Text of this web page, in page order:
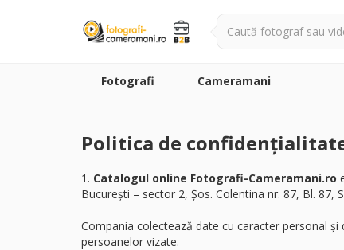
Fotografi Cameramani
Politica de
1. Catalogul online Fotografi-Cameramani.ro
Bucureşti – sector 2, Șos. Colentina nr. 87, Bl. 87,
Compania colectează date cu caracter personal
persoanelor vizate.